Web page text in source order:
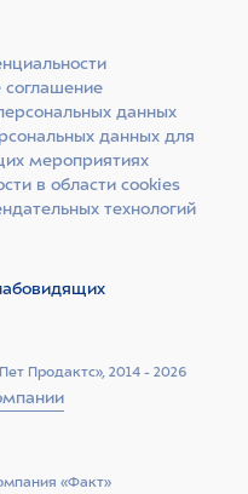
Продактс», 2014 - 2026
соглашение
данных
данных для
мероприятиях
в области cookies
технологий
«Факт»